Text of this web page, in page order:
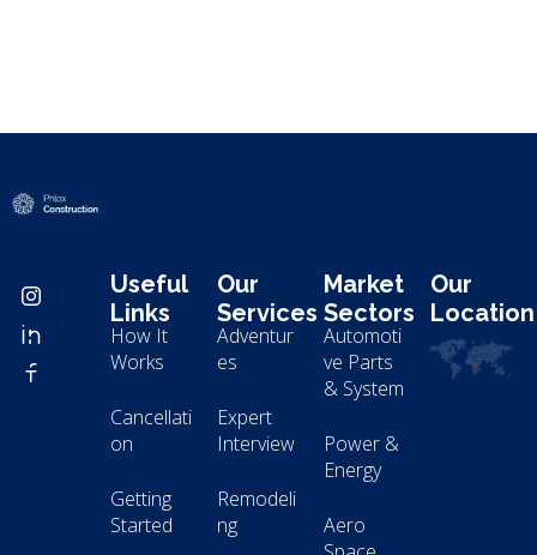
Useful
Links
How It
Works
Cancellati
on
Getting
Started
Our
Services
Adventur
es
Expert
Interview
Remodeli
ng
Market
Sectors
Automoti
ve Parts
& System
Power &
Energy
Aero
Our
Location